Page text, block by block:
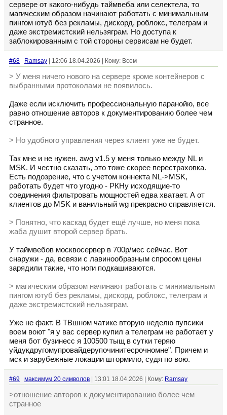
сервере от какого-нибудь таймвеба или селектела, то
магическим образом начинают работать с минимальным
пингом ютуб без рекламы, дискорд, роблокс, телеграм и
даже экстремистский нельзяграм. Но доступа к
заблокированным с той стороны сервисам не будет.
#68 Ramsay | 12:06 18.04.2026 | Кому: Всем
> У меня ничего нового на сервере кроме контейнеров с
выбранными протоколами не появилось.
Даже если исключить профессиональную паранойю, все
равно отношение авторов к документированию более чем
странное.
> Но удобного управления через клиент уже не будет.
Так мне и не нужен. awg v1.5 у меня только между NL и
MSK. И честно сказать, это тоже скорее перестраховка.
Есть подозрение, что с учетом коннекта NL->MSK,
работать будет что угодно - РКНу исходящие-то
соединения фильтровать мощностей едва хватает. А от
клиентов до MSK и ванильный wg прекрасно справляется.
> Понятно, что каскад будет ещё лучше, но меня пока
жаба душит второй сервер брать.
У таймвебов москвосервер в 700р/мес сейчас. Вот
снаружи - да, всвязи с лавинообразным спросом цены
зарядили такие, что ноги подкашиваются.
> магическим образом начинают работать с минимальным
пингом ютуб без рекламы, дискорд, роблокс, телеграм и
даже экстремистский нельзяграм.
Уже не факт. В ТВшном чатике вторую неделю пупсики
воем воют "я у вас сервер купил а телеграм не работает у
меня бот бузинесс я 100500 тыщ в сутки теряю
уйдукдругомупровайдерупочинитесрочномне". Причем и
мск и зарубежные локации штормило, судя по вою.
#69 максимум 20 символов | 13:01 18.04.2026 | Кому: Ramsay
>отношение авторов к документированию более чем
странное